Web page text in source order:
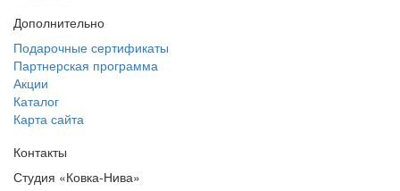
Дополнительно
Подарочные сертификаты
Партнерская программа
Акции
Каталог
Карта сайта
Контакты
Студия «Ковка-Нива»